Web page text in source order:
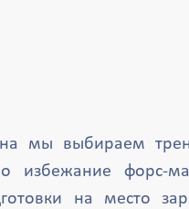
мы выбираем
избежание форс-
на место